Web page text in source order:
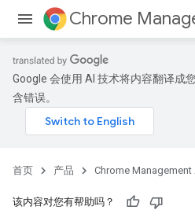
Chrome
Google 会使用 AI 技术将内容翻译成
含错误。
首页 产品 Chrome Management
该内容对您有帮助吗？